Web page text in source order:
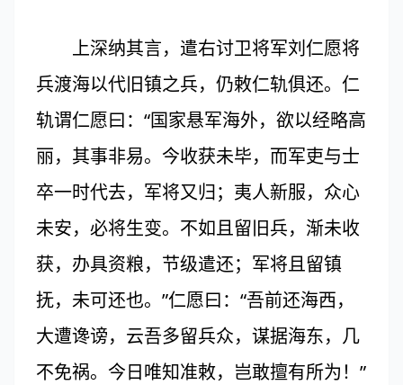
上深纳其言，遣右讨卫将军刘仁愿将
兵渡海以代旧镇之兵，仍敕仁轨俱还。仁
轨谓仁愿曰：“国家悬军海外，欲以经略高
丽，其事非易。今收获未毕，而军吏与士
卒一时代去，军将又归；夷人新服，众心
未安，必将生变。不如且留旧兵，渐未收
获，办具资粮，节级遣还；军将且留镇
抚，未可还也。”仁愿曰：“吾前还海西，
大遭谗谤，云吾多留兵众，谋据海东，几
不免祸。今日唯知准敕，岂敢擅有所为！”